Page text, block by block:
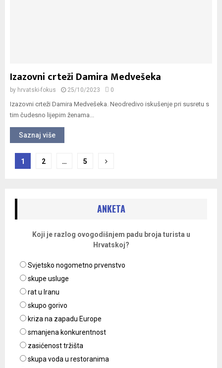
Izazovni crteži Damira Medvešeka
by hrvatski-fokus 25/10/2023 0
Izazovni crteži Damira Medvešeka. Neodredivo iskušenje pri susretu s
tim čudesno lijepim ženama...
Saznaj više
Navigacija
1 2 … 5
ANKETA
Koji je razlog ovogodišnjem padu broja turista u
Hrvatskoj?
Svjetsko nogometno prvenstvo
skupe usluge
rat u Iranu
skupo gorivo
kriza na zapadu Europe
smanjena konkurentnost
zasićenost tržišta
skupa voda u restoranima